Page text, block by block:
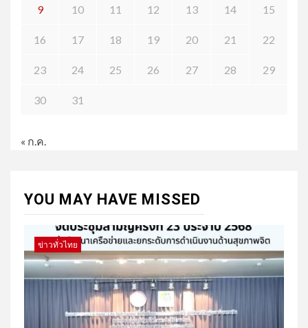
9 10 11 12 13 14 15
16 17 18 19 20 21 22
23 24 25 26 27 28 29
30 31
« ก.ค.
YOU MAY HAVE MISSED
ข่าวทั่วไทย